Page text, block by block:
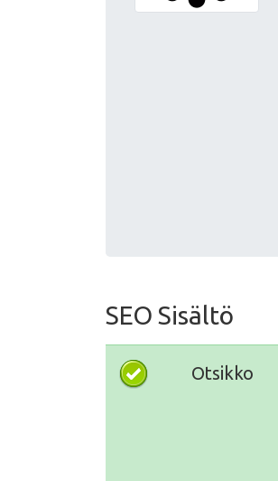
SEO Sisältö
Otsikko